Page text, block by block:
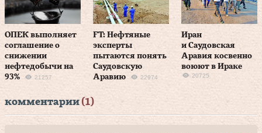
ОПЕК выполняет
соглашение о
снижении
нефтедобычи на
93%
21257
FT: Нефтяные
эксперты
пытаются понять
Саудовскую
Аравию
22974
Иран
и Саудовская
Аравия косвенно
воюют в Ираке
20725
комментарии (1)